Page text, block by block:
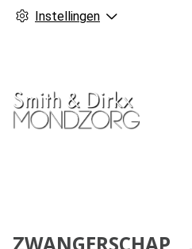
Instellingen